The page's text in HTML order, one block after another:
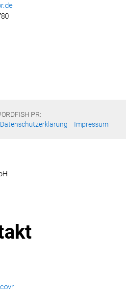
PR:
Datenschutzerklärung Impressum